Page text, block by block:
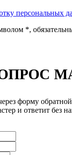
персональных
*,
форму
и ответит без